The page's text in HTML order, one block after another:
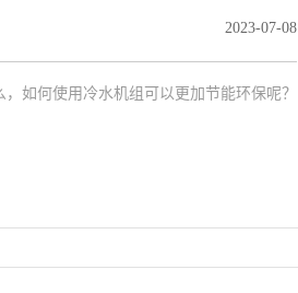
2023-07-08
如何使用冷水机组可以更加节能环保呢？